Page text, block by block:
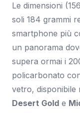
Le dimensioni
soli 184 grammi
smartphone più
un panorama
supera ormai i
policarbonato
vetro, disponibile
Desert Gold e